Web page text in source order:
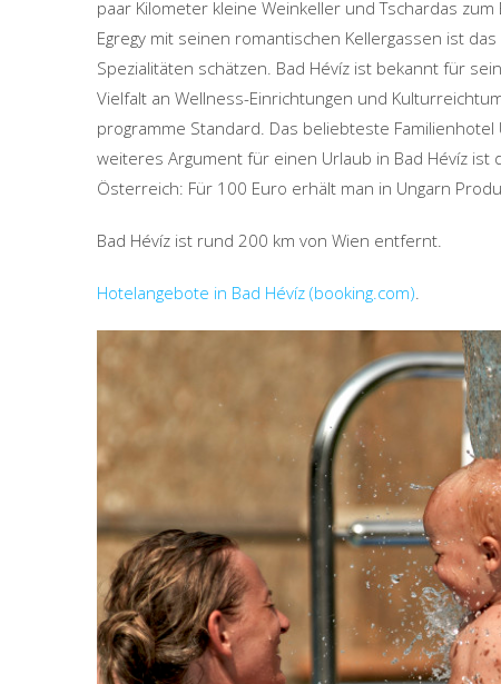
paar Kilometer kleine Weinkeller und Tschardas
Egregy mit seinen romantischen Kellergassen ist
Spezialitäten schätzen. Bad Hévíz ist bekannt für
Vielfalt an Wellness-Einrichtungen und
programme Standard. Das beliebteste
weiteres Argument für einen Urlaub in Bad Hévíz
Österreich: Für 100 Euro erhält man in Ungarn
Bad Hévíz ist rund 200 km von Wien entfernt.
Hotelangebote in Bad Hévíz (booking.com).